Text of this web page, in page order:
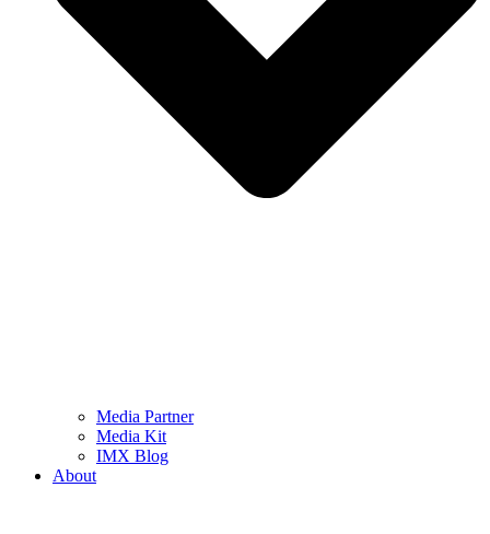
Media Partner
Media Kit
IMX Blog
About